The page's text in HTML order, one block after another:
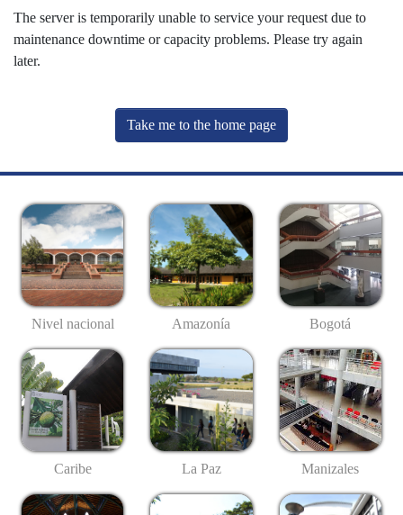
The server is temporarily unable to service your request due to
maintenance downtime or capacity problems. Please try again
later.
Take me to the home page
Nivel nacional Amazonía Bogotá
Caribe La Paz Manizales